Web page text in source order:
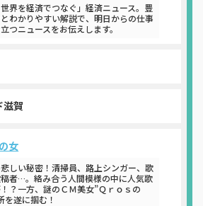
世界を経済でつなぐ」経済ニュース。豊
わかりやすい解説で、明日からの仕事
つニュースをお伝えします。
滋賀
女
しい秘密！清掃員、路上シンガー、歌
者…。絡み合う人間模様の中に人気歌
？一方、謎のＣＭ美女”Ｑｒｏｓの
を遂に掴む！